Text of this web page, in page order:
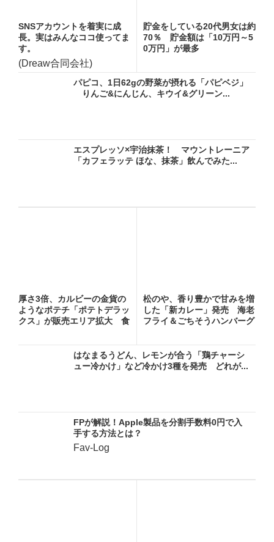
SNSアカウントを着実に成
長。実はみんなココ使ってま
す。
(Dreaw合同会社)
貯金をしている20代男女は約
70％ 貯金額は「10万円～5
0万円」が最多
パピコ、1日62gの野菜が摂れる「パピベジ」
りんご&にんじん、キウイ&グリーン...
エスプレッソ×宇治抹茶！ マウントレーニア
「カフェラッテ ほな、抹茶」飲んでみた...
厚さ3倍、カルビーの金貨の
ようなポテチ「ポテトデラッ
クス」が販売エリア拡大 食
松のや、香り豊かで甘みを増
した「新カレー」発売 海老
フライ＆ごちそうハンバーグ
はなまるうどん、レモンが合う「鶏チャーシ
ュー冷かけ」など冷かけ3種を発売 どれが...
FPが解説！Apple製品を分割手数料0円で入
手する方法とは？
Fav-Log